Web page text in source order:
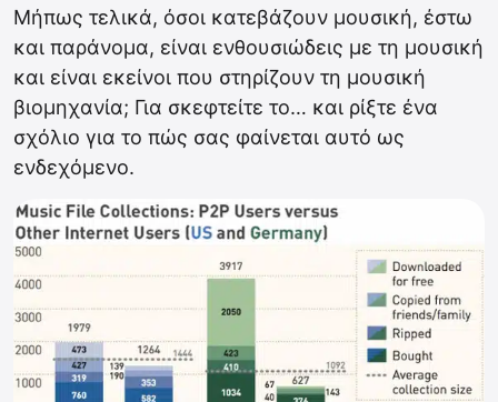
Μήπως τελικά, όσοι κατεβάζουν μουσική, έστω
και παράνομα, είναι ενθουσιώδεις με τη μουσική
και είναι εκείνοι που στηρίζουν τη μουσική
βιομηχανία; Για σκεφτείτε το… και ρίξτε ένα
σχόλιο για το πώς σας φαίνεται αυτό ως
ενδεχόμενο.